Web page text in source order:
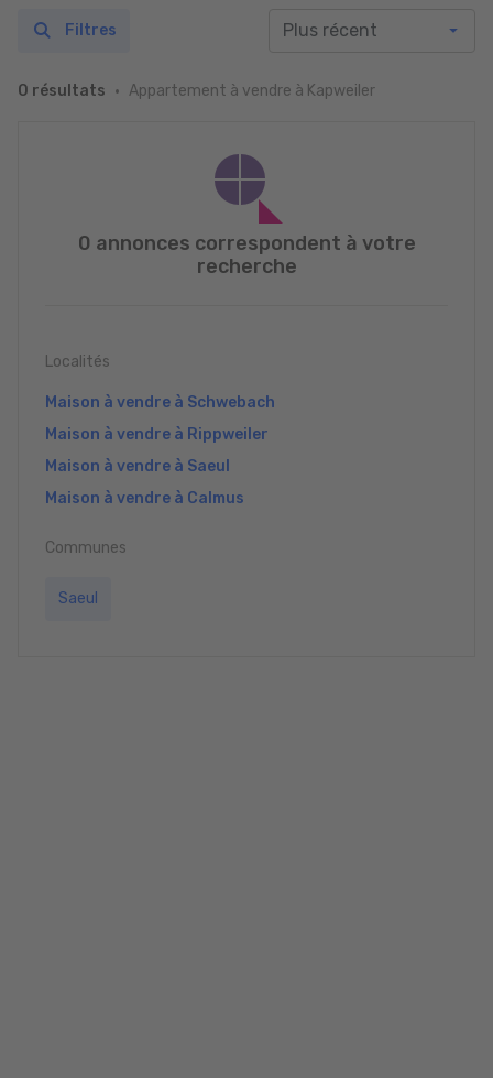
0 résultats Appartement à vendre à Kapweiler
Filtres
0 annonces correspondent à votre
recherche
Localités
Maison à vendre à Schwebach
Maison à vendre à Rippweiler
Maison à vendre à Saeul
Maison à vendre à Calmus
Communes
Saeul